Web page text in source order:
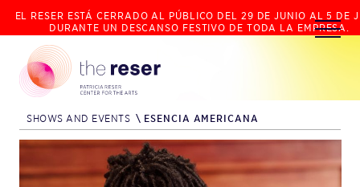
EL RESER ESTÁ CERRADO AL PÚBLICO DEL 29 DE JUNIO AL 5 DE
DURANTE UN DESCANSO FESTIVO DE TODA LA EMPRESA.
SHOWS AND EVENTS \ ESENCIA AMERICANA